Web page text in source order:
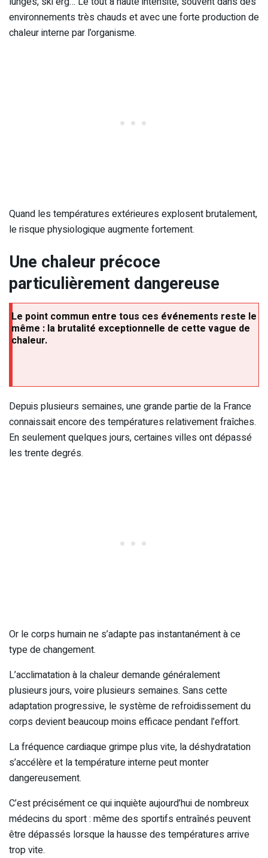
environnements très chauds et avec une forte production de
chaleur interne par l’organisme.
Quand les températures extérieures explosent brutalement,
le risque physiologique augmente fortement.
Une chaleur précoce
particulièrement dangereuse
Le point commun entre tous ces événements reste le
même : la brutalité exceptionnelle de cette vague de
chaleur.
Depuis plusieurs semaines, une grande partie de la France
connaissait encore des températures relativement fraîches.
En seulement quelques jours, certaines villes ont dépassé
les trente degrés.
Or le corps humain ne s’adapte pas instantanément à ce
type de changement.
L’acclimatation à la chaleur demande généralement
plusieurs jours, voire plusieurs semaines. Sans cette
adaptation progressive, le système de refroidissement du
corps devient beaucoup moins efficace pendant l’effort.
La fréquence cardiaque grimpe plus vite, la déshydratation
s’accélère et la température interne peut monter
dangereusement.
C’est précisément ce qui inquiète aujourd’hui de nombreux
médecins du sport : même des sportifs entraînés peuvent
être dépassés lorsque la hausse des températures arrive
trop vite.